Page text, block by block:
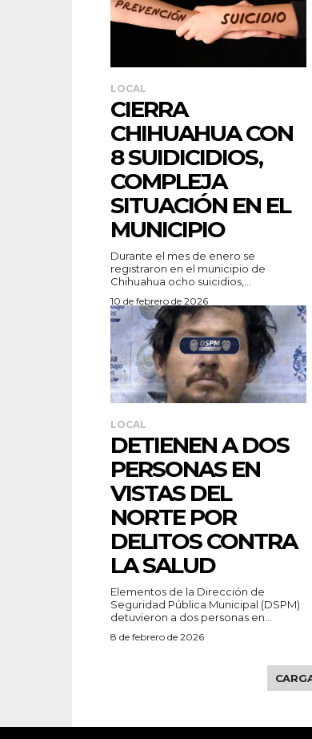
LOCAL
CIERRA
CHIHUAHUA CON
8 SUIDICIDIOS,
COMPLEJA
SITUACIÓN EN EL
MUNICIPIO
Durante el mes de enero se
registraron en el municipio de
Chihuahua ocho suicidios,...
10 de febrero de 2026
LOCAL
DETIENEN A DOS
PERSONAS EN
VISTAS DEL
NORTE POR
DELITOS CONTRA
LA SALUD
Elementos de la Dirección de
Seguridad Pública Municipal (DSPM)
detuvieron a dos personas en...
8 de febrero de 2026